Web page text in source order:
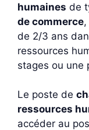
humaines de
de commerce
de 2/3 ans
ressources
stages ou une
Le poste de
ressources
accéder au